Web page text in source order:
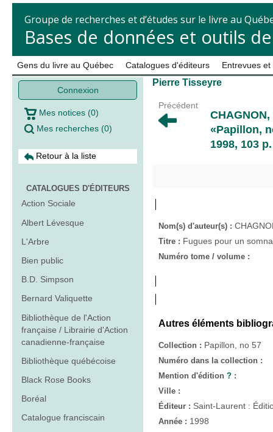
Groupe de recherches et d’études sur le livre au
Bases de données et outils
Gens du livre au Québec Catalogues d'éditeurs Entrevues
Connexion
Mes notices (0)
Mes recherches (0)
Retour à la liste
CATALOGUES D'ÉDITEURS
Action Sociale
Albert Lévesque
L'Arbre
Bien public
B.D. Simpson
Bernard Valiquette
Bibliothèque de l'Action
française / Librairie d'Action
canadienne-française
Bibliothèque québécoise
Black Rose Books
Boréal
Catalogue franciscain
Pierre Tisseyre
Précédent
«Papillon,
1998, 103
Nom(s) d'auteur(s) :
Titre : Fugues pour un
Numéro tome / volume :
Autres éléments
Collection : Papillon, no 57
Numéro dans la collection :
Mention d'édition ? :
Ville :
Éditeur : Saint-Laurent :
Année : 1998